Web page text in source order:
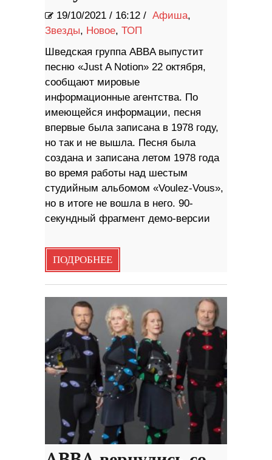
19/10/2021 / 16:12 / Афиша,
Звезды, Новое, ТОП
Шведская группа ABBA выпустит
песню «Just A Notion» 22 октября,
сообщают мировые
информационные агентства. По
имеющейся информации, песня
впервые была записана в 1978 году,
но так и не вышла. Песня была
создана и записана летом 1978 года
во время работы над шестым
студийным альбомом «Voulez-Vous»,
но в итоге не вошла в него. 90-
секундный фрагмент демо-версии
ПОДРОБНЕЕ